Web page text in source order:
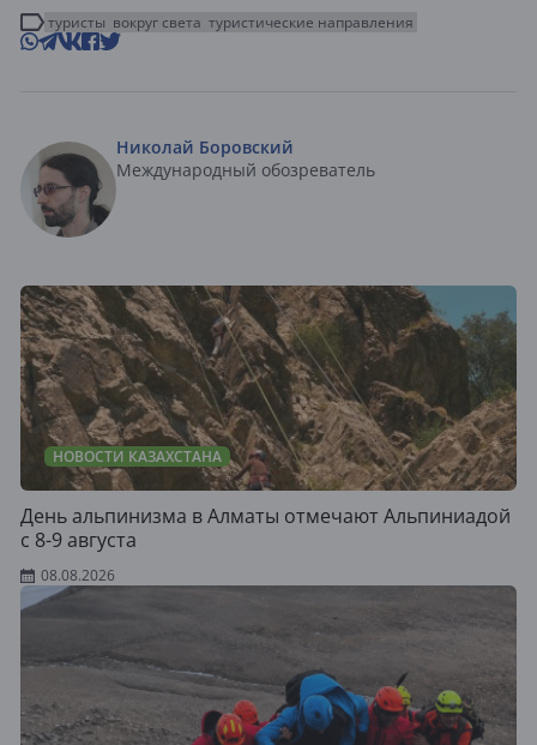
туристы вокруг света туристические направления
Николай Боровский
Международный обозреватель
НОВОСТИ КАЗАХСТАНА
День альпинизма в Алматы отмечают Альпиниадой
с 8-9 августа
08.08.2026